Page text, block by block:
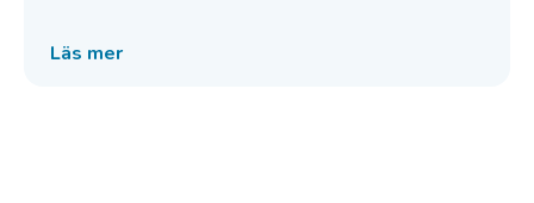
Läs mer